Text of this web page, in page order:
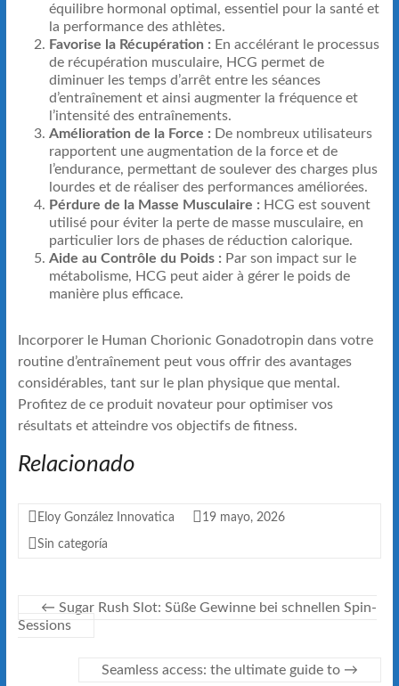
équilibre hormonal optimal, essentiel pour la santé et
la performance des athlètes.
Favorise la Récupération : En accélérant le processus
de récupération musculaire, HCG permet de
diminuer les temps d’arrêt entre les séances
d’entraînement et ainsi augmenter la fréquence et
l’intensité des entraînements.
Amélioration de la Force : De nombreux utilisateurs
rapportent une augmentation de la force et de
l’endurance, permettant de soulever des charges plus
lourdes et de réaliser des performances améliorées.
Pérdure de la Masse Musculaire : HCG est souvent
utilisé pour éviter la perte de masse musculaire, en
particulier lors de phases de réduction calorique.
Aide au Contrôle du Poids : Par son impact sur le
métabolisme, HCG peut aider à gérer le poids de
manière plus efficace.
Incorporer le Human Chorionic Gonadotropin dans votre
routine d’entraînement peut vous offrir des avantages
considérables, tant sur le plan physique que mental.
Profitez de ce produit novateur pour optimiser vos
résultats et atteindre vos objectifs de fitness.
Relacionado
Eloy González Innovatica 19 mayo, 2026
Sin categoría
← Sugar Rush Slot: Süße Gewinne bei schnellen Spin-
Sessions
Seamless access: the ultimate guide to →